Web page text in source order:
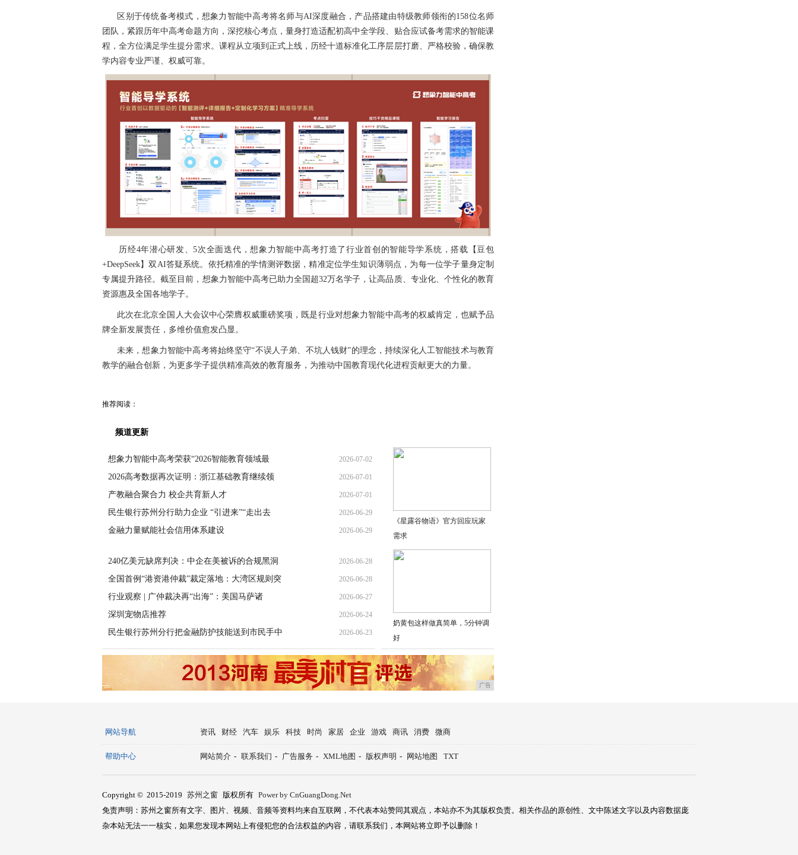
区别于传统备考模式，想象力智能中高考将名师与AI深度融合，产品搭建由特级教师领衔的158位名师
团队，紧跟历年中高考命题方向，深挖核心考点，量身打造适配初高中全学段、贴合应试备考需求的智能课
程，全方位满足学生提分需求。课程从立项到正式上线，历经十道标准化工序层层打磨、严格校验，确保教
学内容专业严谨、权威可靠。
历经4年潜心研发、5次全面迭代，想象力智能中高考打造了行业首创的智能导学系统，搭载【豆包
+DeepSeek】双AI答疑系统。依托精准的学情测评数据，精准定位学生知识薄弱点，为每一位学子量身定制
专属提升路径。截至目前，想象力智能中高考已助力全国超32万名学子，让高品质、专业化、个性化的教育
资源惠及全国各地学子。
此次在北京全国人大会议中心荣膺权威重磅奖项，既是行业对想象力智能中高考的权威肯定，也赋予品
牌全新发展责任，多维价值愈发凸显。
未来，想象力智能中高考将始终坚守“不误人子弟、不坑人钱财”的理念，持续深化人工智能技术与教育
教学的融合创新，为更多学子提供精准高效的教育服务，为推动中国教育现代化进程贡献更大的力量。
推荐阅读：
频道更新
想象力智能中高考荣获“2026智能教育领域最 2026-07-02
2026高考数据再次证明：浙江基础教育继续领 2026-07-01
产教融合聚合力 校企共育新人才 2026-07-01
民生银行苏州分行助力企业 “引进来”“走出去 2026-06-29
金融力量赋能社会信用体系建设 2026-06-29
240亿美元缺席判决：中企在美被诉的合规黑洞 2026-06-28
全国首例“港资港仲裁”裁定落地：大湾区规则突 2026-06-28
行业观察 | 广仲裁决再“出海”：美国马萨诸 2026-06-27
深圳宠物店推荐 2026-06-24
民生银行苏州分行把金融防护技能送到市民手中 2026-06-23
《星露谷物语》官方回应玩家
需求
奶黄包这样做真简单，5分钟调
好
广告
网站导航 资讯 财经 汽车 娱乐 科技 时尚 家居 企业 游戏 商讯 消费 微商
帮助中心 网站简介 - 联系我们 - 广告服务 - XML地图 - 版权声明 - 网站地图 TXT
Copyright © 2015-2019 苏州之窗 版权所有 Power by CnGuangDong.Net
免责声明：苏州之窗所有文字、图片、视频、音频等资料均来自互联网，不代表本站赞同其观点，本站亦不为其版权负责。相关作品的原创性、文中陈述文字以及内容数据庞
杂本站无法一一核实，如果您发现本网站上有侵犯您的合法权益的内容，请联系我们，本网站将立即予以删除！